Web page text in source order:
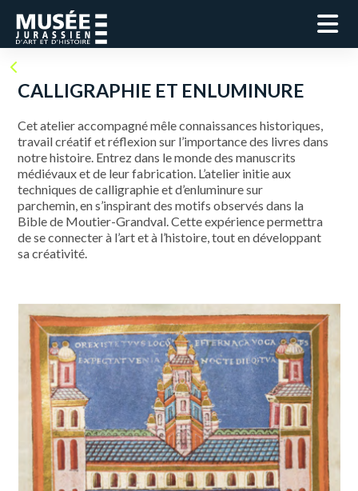
CALLIGRAPHIE ET ENLUMINURE
Cet atelier accompagné mêle connaissances historiques,
travail créatif et réflexion sur l’importance des livres dans
notre histoire. Entrez dans le monde des manuscrits
médiévaux et de leur fabrication. L’atelier initie aux
techniques de calligraphie et d’enluminure sur
parchemin, en s’inspirant des motifs observés dans la
Bible de Moutier-Grandval. Cette expérience permettra
de se connecter à l’art et à l’histoire, tout en développant
sa créativité.